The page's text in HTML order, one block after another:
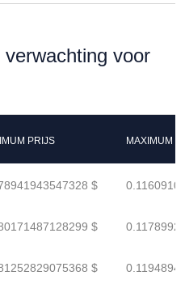
voor
PRIJS MAXIMUM
$
$
$